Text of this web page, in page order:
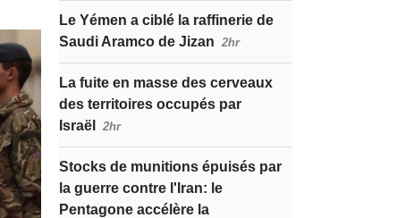
Le Yémen a ciblé la raffinerie de
Saudi Aramco de Jizan 2hr
La fuite en masse des cerveaux
des territoires occupés par
Israël
2hr
Stocks de munitions épuisés par
la guerre contre l'Iran: le
Pentagone accélère la